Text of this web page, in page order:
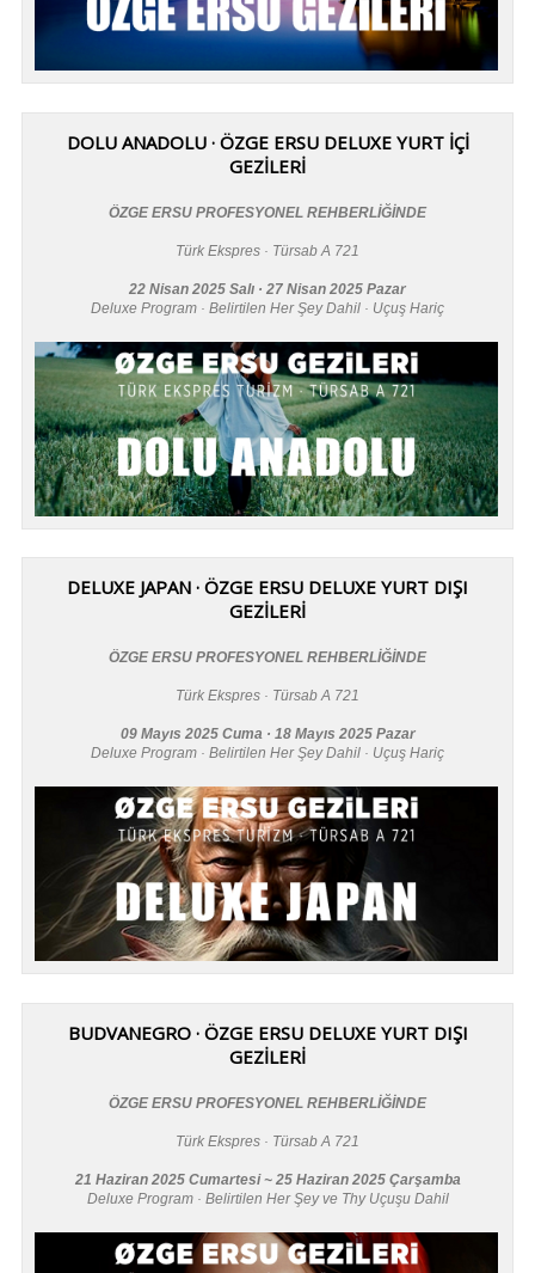
DOLU ANADOLU · ÖZGE ERSU DELUXE YURT İÇİ
GEZİLERİ
ÖZGE ERSU PROFESYONEL REHBERLİĞİNDE
Türk Ekspres · Türsab A 721
22 Nisan 2025 Salı · 27 Nisan 2025 Pazar
Deluxe Program · Belirtilen Her Şey Dahil · Uçuş Hariç
DELUXE JAPAN · ÖZGE ERSU DELUXE YURT DIŞI
GEZİLERİ
ÖZGE ERSU PROFESYONEL REHBERLİĞİNDE
Türk Ekspres · Türsab A 721
09 Mayıs 2025 Cuma · 18 Mayıs 2025 Pazar
Deluxe Program · Belirtilen Her Şey Dahil · Uçuş Hariç
BUDVANEGRO · ÖZGE ERSU DELUXE YURT DIŞI
GEZİLERİ
ÖZGE ERSU PROFESYONEL REHBERLİĞİNDE
Türk Ekspres · Türsab A 721
21 Haziran 2025 Cumartesi ~ 25 Haziran 2025 Çarşamba
Deluxe Program · Belirtilen Her Şey ve Thy Uçuşu Dahil